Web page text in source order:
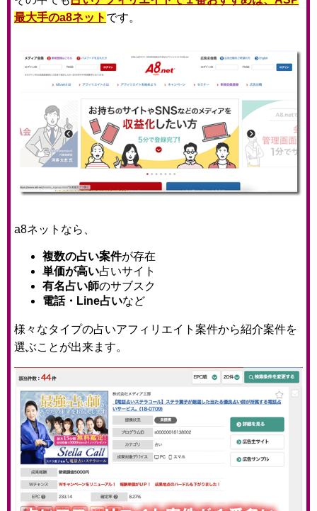
最大手のa8ネット です。
a8ネットなら、
複数の占い案件が存在
単価が高い占いサイト
有名占い師のサブスク
電話・Line占いなど
様々なタイプの占いアフィリエイト案件から紹介案件を
選ぶことが出来ます。